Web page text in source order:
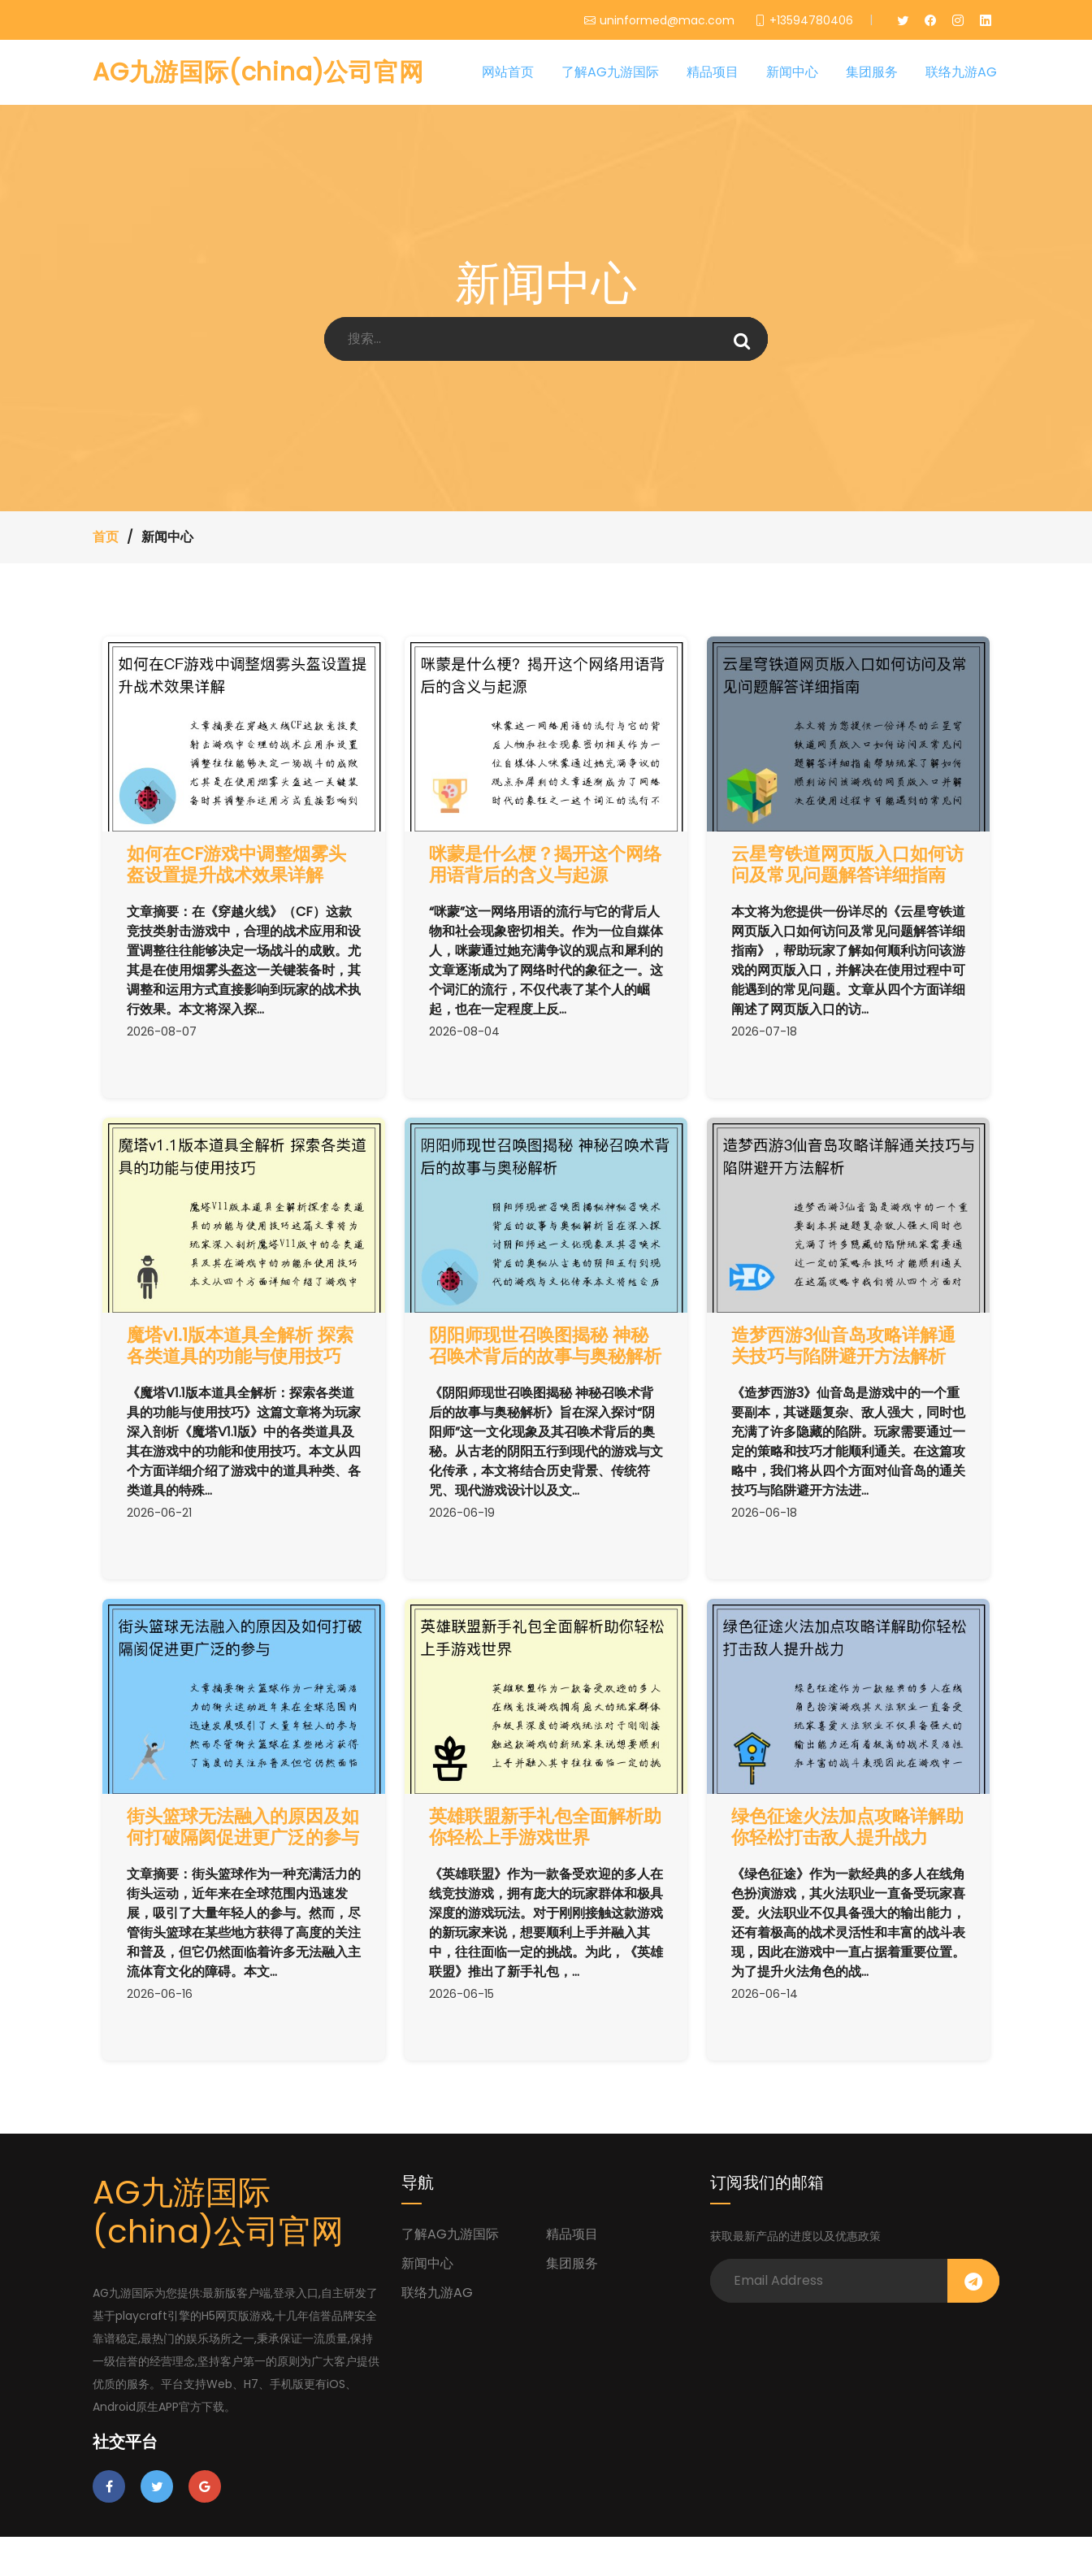
uninformed@mac.com +13594780406 |
AG九游国际(china)公司官网 网站首页 了解AG九游国际 精品项目 新闻中心 集团服务 联络九游AG
新闻中心
首页 新闻中心
如何在CF游戏中调整烟雾头
盔设置提升战术效果详解
文章摘要：在《穿越火线》（CF）这款
竞技类射击游戏中，合理的战术应用和设
置调整往往能够决定一场战斗的成败。尤
其是在使用烟雾头盔这一关键装备时，其
调整和运用方式直接影响到玩家的战术执
行效果。本文将深入探...
2026-08-07
咪蒙是什么梗？揭开这个网络
用语背后的含义与起源
“咪蒙”这一网络用语的流行与它的背后人
物和社会现象密切相关。作为一位自媒体
人，咪蒙通过她充满争议的观点和犀利的
文章逐渐成为了网络时代的象征之一。这
个词汇的流行，不仅代表了某个人的崛
起，也在一定程度上反...
2026-08-04
云星穹铁道网页版入口如何访
问及常见问题解答详细指南
本文将为您提供一份详尽的《云星穹铁道
网页版入口如何访问及常见问题解答详细
指南》，帮助玩家了解如何顺利访问该游
戏的网页版入口，并解决在使用过程中可
能遇到的常见问题。文章从四个方面详细
阐述了网页版入口的访...
2026-07-18
魔塔v1.1版本道具全解析 探索
各类道具的功能与使用技巧
《魔塔V1.1版本道具全解析：探索各类道
具的功能与使用技巧》这篇文章将为玩家
深入剖析《魔塔V1.1版》中的各类道具及
其在游戏中的功能和使用技巧。本文从四
个方面详细介绍了游戏中的道具种类、各
类道具的特殊...
2026-06-21
阴阳师现世召唤图揭秘 神秘
召唤术背后的故事与奥秘解析
《阴阳师现世召唤图揭秘 神秘召唤术背
后的故事与奥秘解析》旨在深入探讨“阴
阳师”这一文化现象及其召唤术背后的奥
秘。从古老的阴阳五行到现代的游戏与文
化传承，本文将结合历史背景、传统符
咒、现代游戏设计以及文...
2026-06-19
造梦西游3仙音岛攻略详解通
关技巧与陷阱避开方法解析
《造梦西游3》仙音岛是游戏中的一个重
要副本，其谜题复杂、敌人强大，同时也
充满了许多隐藏的陷阱。玩家需要通过一
定的策略和技巧才能顺利通关。在这篇攻
略中，我们将从四个方面对仙音岛的通关
技巧与陷阱避开方法进...
2026-06-18
街头篮球无法融入的原因及如
何打破隔阂促进更广泛的参与
文章摘要：街头篮球作为一种充满活力的
街头运动，近年来在全球范围内迅速发
展，吸引了大量年轻人的参与。然而，尽
管街头篮球在某些地方获得了高度的关注
和普及，但它仍然面临着许多无法融入主
流体育文化的障碍。本文...
2026-06-16
英雄联盟新手礼包全面解析助
你轻松上手游戏世界
《英雄联盟》作为一款备受欢迎的多人在
线竞技游戏，拥有庞大的玩家群体和极具
深度的游戏玩法。对于刚刚接触这款游戏
的新玩家来说，想要顺利上手并融入其
中，往往面临一定的挑战。为此，《英雄
联盟》推出了新手礼包，...
2026-06-15
绿色征途火法加点攻略详解助
你轻松打击敌人提升战力
《绿色征途》作为一款经典的多人在线角
色扮演游戏，其火法职业一直备受玩家喜
爱。火法职业不仅具备强大的输出能力，
还有着极高的战术灵活性和丰富的战斗表
现，因此在游戏中一直占据着重要位置。
为了提升火法角色的战...
2026-06-14
AG九游国际
(china)公司官网
AG九游国际为您提供:最新版客户端,登录入口,自主研发了
基于playcraft引擎的H5网页版游戏,十几年信誉品牌安全
靠谱稳定,最热门的娱乐场所之一,秉承保证一流质量,保持
一级信誉的经营理念,坚持客户第一的原则为广大客户提供
优质的服务。平台支持Web、H7、手机版更有iOS、
Android原生APP官方下载。
社交平台
导航
了解AG九游国际
精品项目
新闻中心
集团服务
联络九游AG
订阅我们的邮箱
获取最新产品的进度以及优惠政策